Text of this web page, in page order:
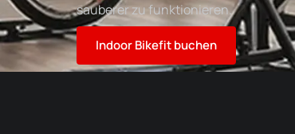
sauberer zu funktionieren.
Indoor Bikefit buchen